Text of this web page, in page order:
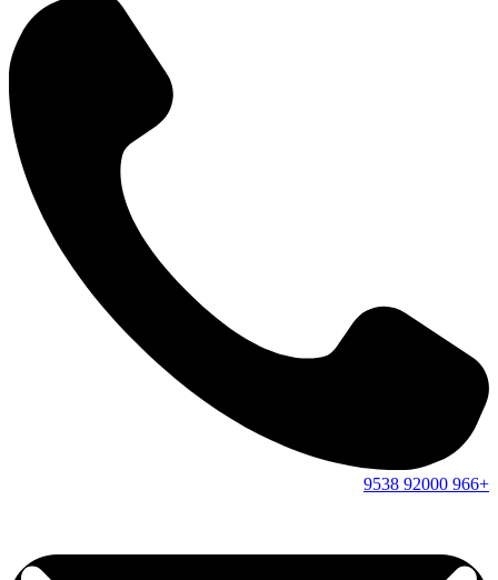
+966
92000
9538